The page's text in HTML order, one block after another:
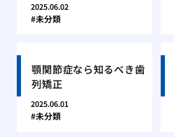
2025.06.02
未分類
顎関節症なら知るべき歯
列矯正
2025.06.01
未分類